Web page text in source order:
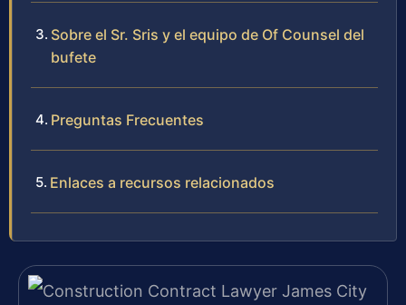
Sobre el Sr. Sris y el equipo de Of Counsel del
bufete
Preguntas Frecuentes
Enlaces a recursos relacionados